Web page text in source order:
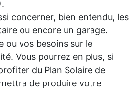
concerner, bien entendu, les
ou encore un garage.
ou vos besoins sur le
Vous pourrez en plus, si
du Plan Solaire de
de produire votre